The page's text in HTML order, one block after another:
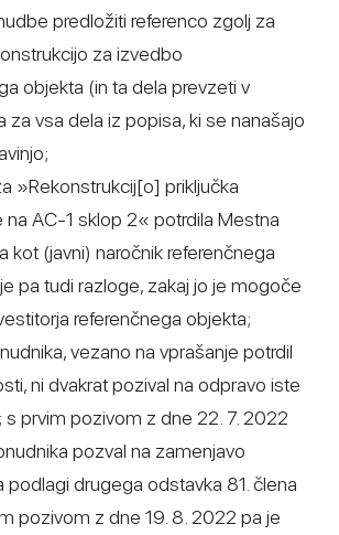
predložiti referenco zgolj za
za izvedbo
objekta (in ta dela prevzeti v
za vsa dela iz popisa, ki se nanašajo
»Rekonstrukcij[o] priključka
AC-1 sklop 2« potrdila Mestna
kot (javni) naročnik referenčnega
pa tudi razloge, zakaj jo je mogoče
referenčnega objekta;
vezano na vprašanje potrdil
ni dvakrat pozival na odpravo iste
s prvim pozivom z dne 22. 7. 2022
pozval na zamenjavo
podlagi drugega odstavka 81. člena
pozivom z dne 19. 8. 2022 pa je